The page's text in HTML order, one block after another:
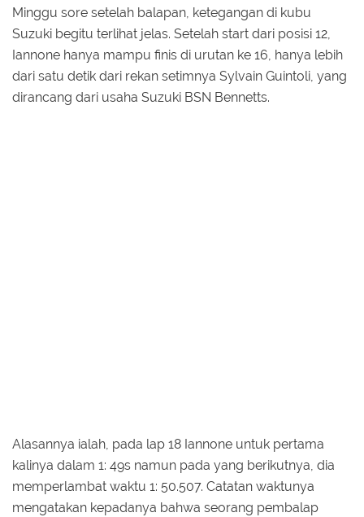
Minggu sore setelah balapan, ketegangan di kubu
Suzuki begitu terlihat jelas. Setelah start dari posisi 12,
Iannone hanya mampu finis di urutan ke 16, hanya lebih
dari satu detik dari rekan setimnya Sylvain Guintoli, yang
dirancang dari usaha Suzuki BSN Bennetts.
Alasannya ialah, pada lap 18 Iannone untuk pertama
kalinya dalam 1: 49s namun pada yang berikutnya, dia
memperlambat waktu 1: 50.507. Catatan waktunya
mengatakan kepadanya bahwa seorang pembalap